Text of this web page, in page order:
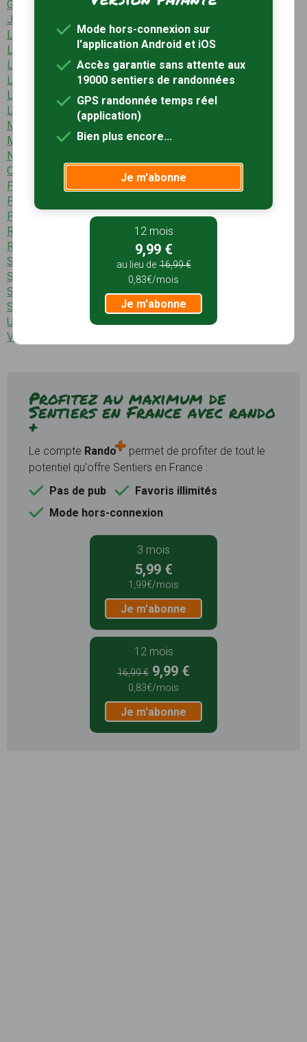
Grosmagny (1 sentier)
Joncherey (1 sentier)
Lachapelle-sous-Rougemont (2 sentiers)
Lacollonge (1 sentier)
Lamadeleine-Val-des-Anges (2 sentiers)
Lebetain (1 sentier)
Lepuix (3 sentiers)
Leval (1 sentier)
Montbouton (1 sentier)
Montreux-Château (2 sentiers)
Novillard (1 sentier)
Offemont (2 sentiers)
Petitefontaine (1 sentier)
Petitmagny (1 sentier)
Phaffans (1 sentier)
Réchésy (3 sentiers)
Rougemont-le-Château (4 sentiers)
Saint-Dizier-l'Évêque (3 sentiers)
Saint-Germain-le-Châtelet (1 sentier)
Sermamagny (5 sentiers)
Suarce (1 sentier)
Urcerey (1 sentier)
Villars-le-Sec (1 sentier)
Profitez au maximum de
Sentiers en France avec rando
+
Le compte Rando
permet de profiter de tout le
potentiel qu'offre Sentiers en France :
Pas de pub
Favoris illimités
Mode hors-connexion
3 mois
5,99 €
1,99€/mois
Je m'abonne
12 mois
16,99 € 9,99 €
0,83€/mois
Je m'abonne
Mode hors-connexion sur
l'application Android et iOS
Accès garantie sans attente aux
19000 sentiers de randonnées
GPS randonnée temps réel
(application)
Bien plus encore...
Je m'abonne
12 mois
9,99 €
au lieu de 16,99 €
0,83€/mois
Je m'abonne